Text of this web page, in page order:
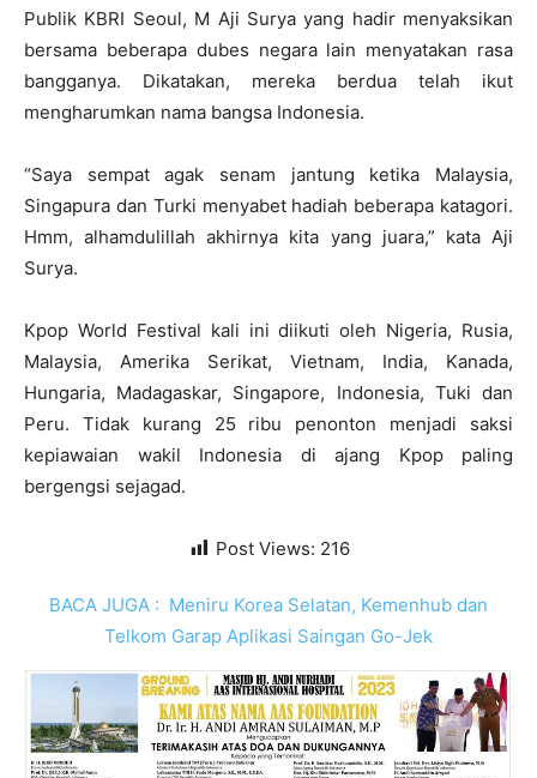
Publik KBRI Seoul, M Aji Surya yang hadir menyaksikan
bersama beberapa dubes negara lain menyatakan rasa
bangganya. Dikatakan, mereka berdua telah ikut
mengharumkan nama bangsa Indonesia.
“Saya sempat agak senam jantung ketika Malaysia,
Singapura dan Turki menyabet hadiah beberapa katagori.
Hmm, alhamdulillah akhirnya kita yang juara,” kata Aji
Surya.
Kpop World Festival kali ini diikuti oleh Nigeria, Rusia,
Malaysia, Amerika Serikat, Vietnam, India, Kanada,
Hungaria, Madagaskar, Singapore, Indonesia, Tuki dan
Peru. Tidak kurang 25 ribu penonton menjadi saksi
kepiawaian wakil Indonesia di ajang Kpop paling
bergengsi sejagad.
Post Views: 216
BACA JUGA : Meniru Korea Selatan, Kemenhub dan
Telkom Garap Aplikasi Saingan Go-Jek